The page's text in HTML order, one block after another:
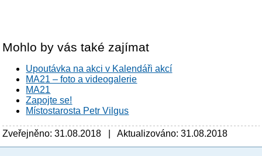
Mohlo by vás také zajímat
Upoutávka na akci v Kalendáři akcí
MA21 – foto a videogalerie
MA21
Zapojte se!
Místostarosta Petr Vilgus
Zveřejněno: 31.08.2018 | Aktualizováno: 31.08.2018